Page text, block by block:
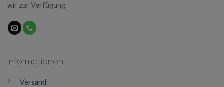
wir zur Verfügung.
Informationen
Versand